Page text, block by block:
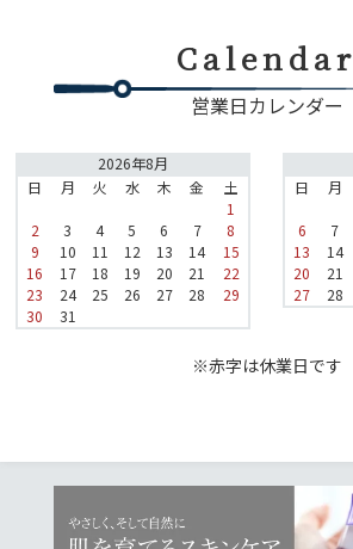
Calendar
営業日カレンダー
2026年8月
日
月 火 水 木 金
土
1
2
3 4 5 6 7
8
9
10 11 12 13 14
15
16
17 18 19 20 21
22
23
24 25 26 27 28
29
30
31
日
月
6
7
13
14
20
21
27
28
※赤字は休業日です